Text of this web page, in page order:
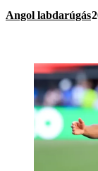
Angol labdarúgás